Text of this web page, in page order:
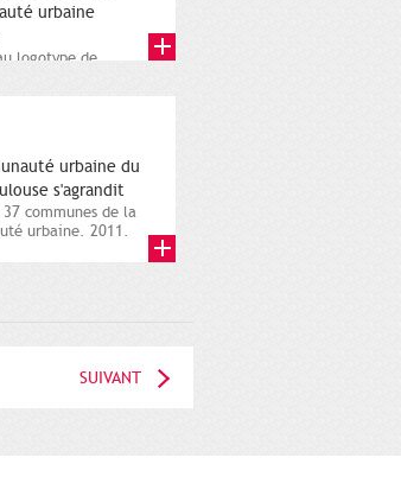
urbaine
logotype de
l'anneau de
urbaine du
s'agrandit
communes de la
urbaine. 2011.
SUIVANT